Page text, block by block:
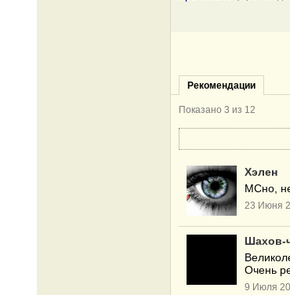
Рекомендации
Показано 3 из 12
Хэлен
МСно,
23 Июня
Шахов-
Очень
9 Июля